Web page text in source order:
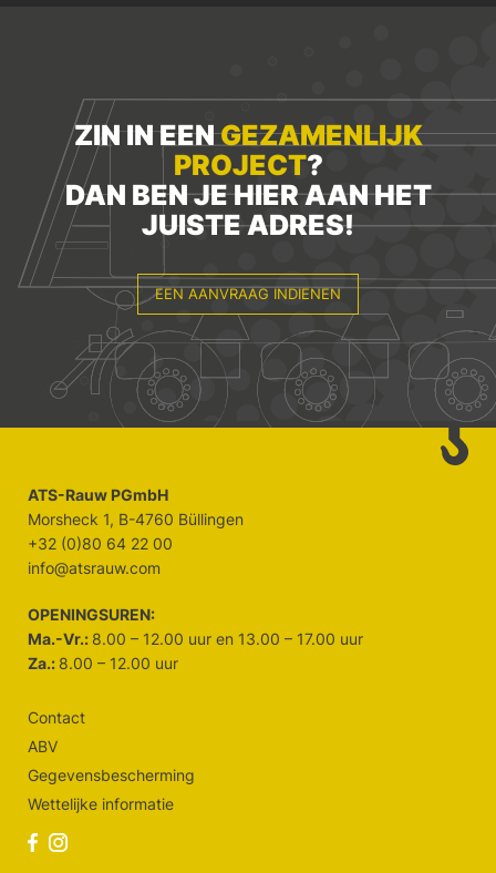
ZIN IN EENGEZAMENLIJK
PROJECT?
DAN BEN JE HIER AAN HET
JUISTE ADRES!
EEN AANVRAAG INDIENEN
ATS-Rauw PGmbH
Morsheck 1, B-4760 Büllingen
+32 (0)80 64 22 00
info@atsrauw.com
OPENINGSUREN:
Ma.-Vr.: 8.00 – 12.00 uur en 13.00 – 17.00 uur
Za.: 8.00 – 12.00 uur
Contact
ABV
Gegevensbescherming
Wettelijke informatie